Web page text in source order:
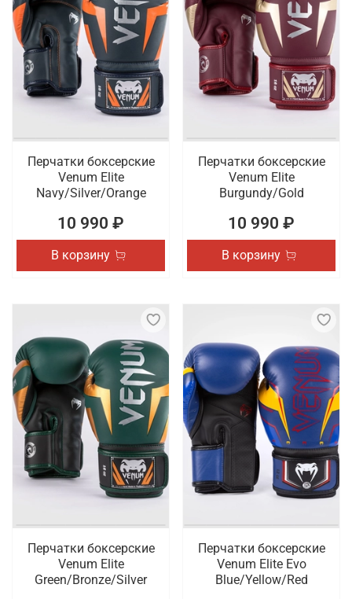
Перчатки боксерские
Venum Elite
Navy/Silver/Orange
10 990 ₽
В корзину
Перчатки боксерские
Venum Elite
Burgundy/Gold
10 990 ₽
В корзину
Перчатки боксерские
Venum Elite
Green/Bronze/Silver
Перчатки боксерские
Venum Elite Evo
Blue/Yellow/Red